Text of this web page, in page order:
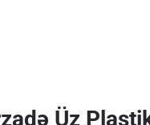
Üz